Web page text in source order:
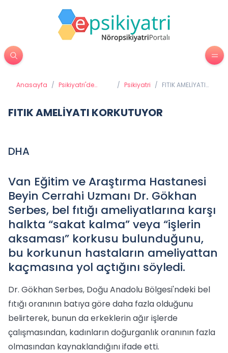
Anasayfa / Psikiyatri'de
/ Psikiyatri / FITIK AMELİYATI
FITIK AMELİYATI KORKUTUYOR
DHA
Van Eğitim ve Araştırma Hastanesi
Beyin Cerrahi Uzmanı Dr. Gökhan
Serbes, bel fıtığı ameliyatlarına karşı
halkta “sakat kalma” veya “işlerin
aksaması” korkusu bulunduğunu,
bu korkunun hastaların ameliyattan
kaçmasına yol açtığını söyledi.
Dr. Gökhan Serbes, Doğu Anadolu Bölgesi'ndeki bel
fıtığı oranının batıya göre daha fazla olduğunu
belirterek, bunun da erkeklerin ağır işlerde
çalışmasından, kadınların doğurganlık oranının fazla
olmasından kaynaklandığını ifade etti.